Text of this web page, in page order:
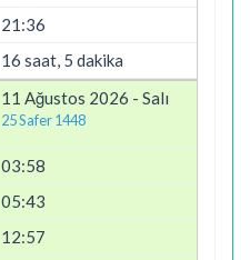
21:36
16 saat, 5 dakika
11 Ağustos 2026 - Salı
25 Safer 1448
03:58
05:43
12:57